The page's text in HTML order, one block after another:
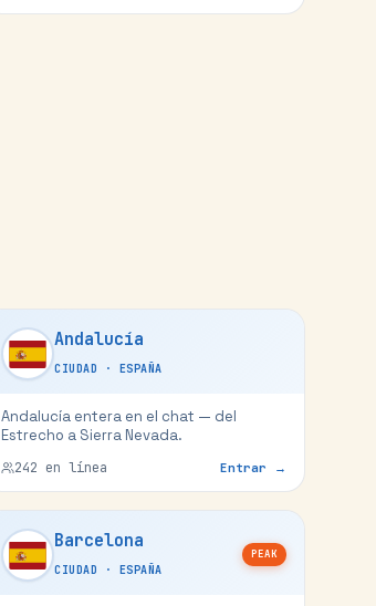
Andalucía
CIUDAD · ESPAÑA
Andalucía entera en el chat — del
Estrecho a Sierra Nevada.
242 en línea Entrar →
Barcelona
CIUDAD · ESPAÑA
PEAK